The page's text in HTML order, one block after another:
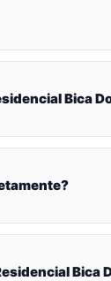
Bica
Bica